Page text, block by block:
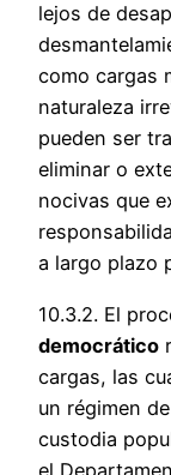
lejos de
como cargas
naturaleza
pueden ser
eliminar o
nocivas que
a largo plazo
10.3.2. El
democrático
cargas, las
un régimen
custodia
el